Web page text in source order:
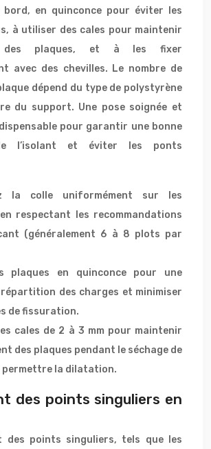
en quinconce pour éviter les
à utiliser des cales pour maintenir
des plaques, et à les fixer
avec des chevilles. Le nombre de
dépend du type de polystyrène
du support. Une pose soignée et
pour garantir une bonne
l’isolant et éviter les ponts
la colle uniformément sur les
respectant les recommandations
(généralement 6 à 8 plots par
plaques en quinconce pour une
répartition des charges et minimiser
de fissuration.
cales de 2 à 3 mm pour maintenir
des plaques pendant le séchage de
permettre la dilatation.
des points singuliers en
des points singuliers, tels que les